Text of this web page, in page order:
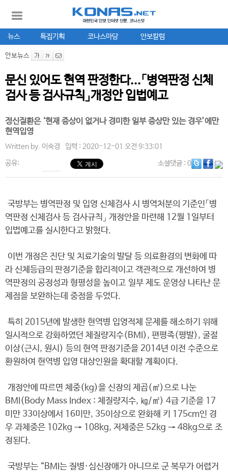
뉴스 특집기획 코나스마당 안보칼럼
안보뉴스
문신 있어도 현역 판정한다...「병역판정 신체
검사 등 검사규칙」개정안 입법예고
정신질환은 ‘현재 증상이 없거나 경미한 일부 증상만 있는 경우’에만
현역입영
Written by. 이숙경 입력 : 2020-12-01 오전 9:33:01
공유: 소셜댓글: 0
국방부는 병역판정 및 입영 신체검사 시 병역처분의 기준인「병
역판정 신체검사 등 검사규칙」 개정안을 마련해 12월 1일부터
입법예고를 실시한다고 밝혔다.
이번 개정은 진단 및 치료기술의 발달 등 의료환경의 변화에 따
라 신체등급의 판정기준을 합리적이고 객관적으로 개선하여 병
역판정의 공정성과 형평성을 높이고 일부 제도 운영상 나타난 문
제점을 보완하는데 중점을 두었다.
특히 2015년에 발생한 현역병 입영적체 문제를 해소하기 위해
일시적으로 강화하였던 체질량지수(BMI), 편평족(평발), 굴절
이상(근시, 원시) 등의 현역 판정기준을 2014년 이전 수준으로
환원하여 현역병 입영 대상인원을 확대할 계획이다.
개정안에 따르면 체중(kg)을 신장의 제곱(㎡)으로 나눈
BMI(Body Mass Index : 체질량지수, ㎏/㎡) 4급 기준을 17
미만 33이상에서 16미만, 35이상으로 완화해 키 175cm인 경
우 과체중은 102kg → 108kg, 저체중은 52kg → 48kg으로 조
정된다.
국방부는 “BMI는 질병·심신장애가 아니므로 군 복무가 어렵거